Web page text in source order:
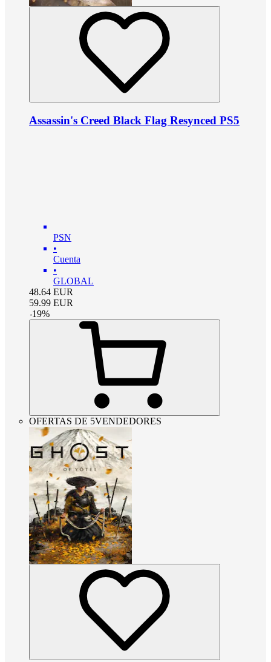
Assassin's Creed Black Flag Resynced PS5
PSN
•
Cuenta
•
GLOBAL
48.64 EUR
59.99 EUR
-19%
OFERTAS DE 5VENDEDORES